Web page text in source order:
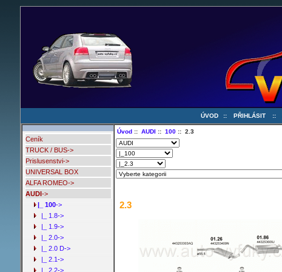
ÚVOD :: PŘIHLÁSIT ::
Ceník
TRUCK / BUS->
Prislusenstvi->
UNIVERSAL BOX
ALFA ROMEO->
AUDI ->
|_ 100->
|_ 1.8->
|_ 1.9->
|_ 2.0->
|_ 2.0 D->
|_ 2.1->
|_ 2.2->
Úvod ::AUDI ::100 :: 2.3
2.3